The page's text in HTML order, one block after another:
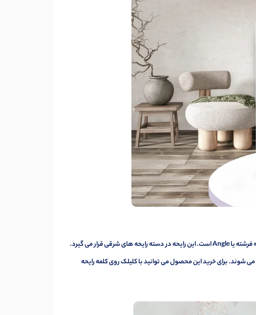
یکی دیگر از رایحه هایی که سلیقه افراد خاصی را می طلبد، رایحه فرشته یا Angle است. این رایحه در دسته رایحه های شرقی قرار می گیرد.
شوند. برای خرید این محصول می توانید با کلیلک روی کلمهرایحه